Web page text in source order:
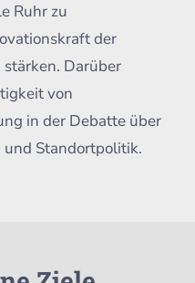
Ruhr zu
der
Darüber
von
in der Debatte über
Standortpolitik.